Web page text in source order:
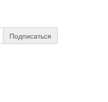
Подписаться